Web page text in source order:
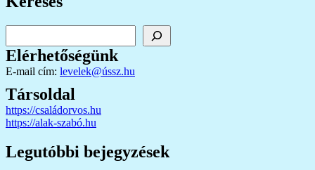
Elérhetőségünk
E-mail cím: levelek@ússz.hu
Társoldal
https://családorvos.hu
https://alak-szabó.hu
Legutóbbi bejegyzések